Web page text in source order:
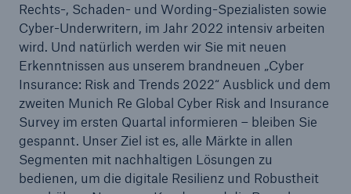
Rechts-, Schaden- und Wording-Spezialisten sowie
Cyber-Underwritern, im Jahr 2022 intensiv arbeiten
wird. Und natürlich werden wir Sie mit neuen
Erkenntnissen aus unserem brandneuen „Cyber
Insurance: Risk and Trends 2022“ Ausblick und dem
zweiten Munich Re Global Cyber Risk and Insurance
Survey im ersten Quartal informieren – bleiben Sie
gespannt. Unser Ziel ist es, alle Märkte in allen
Segmenten mit nachhaltigen Lösungen zu
bedienen, um die digitale Resilienz und Robustheit
Rückversicherung Leben/Gesundheit
MIRA Digital Suite